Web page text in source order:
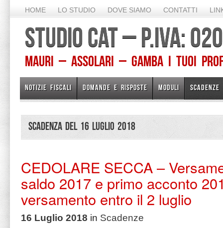
HOME LO STUDIO DOVE SIAMO CONTATTI
STUDIO CAT – P.IVA:
Mauri – Assolari – Gamba I TUOI
NOTIZIE FISCALI DOMANDE E RISPOSTE MODULI SCADENZE
Scadenza del 16 Luglio 2018
CEDOLARE SECCA –
saldo 2017 e primo acconto
versamento entro il 2 luglio
16 Luglio 2018 in Scadenze